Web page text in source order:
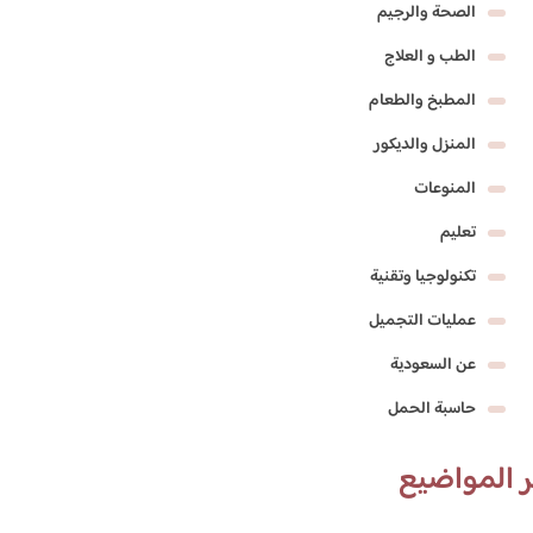
الصحة والرجيم
الطب و العلاج
المطبخ والطعام
المنزل والديكور
المنوعات
تعليم
تكنولوجيا وتقنية
عمليات التجميل
عن السعودية
حاسبة الحمل
المواضيع